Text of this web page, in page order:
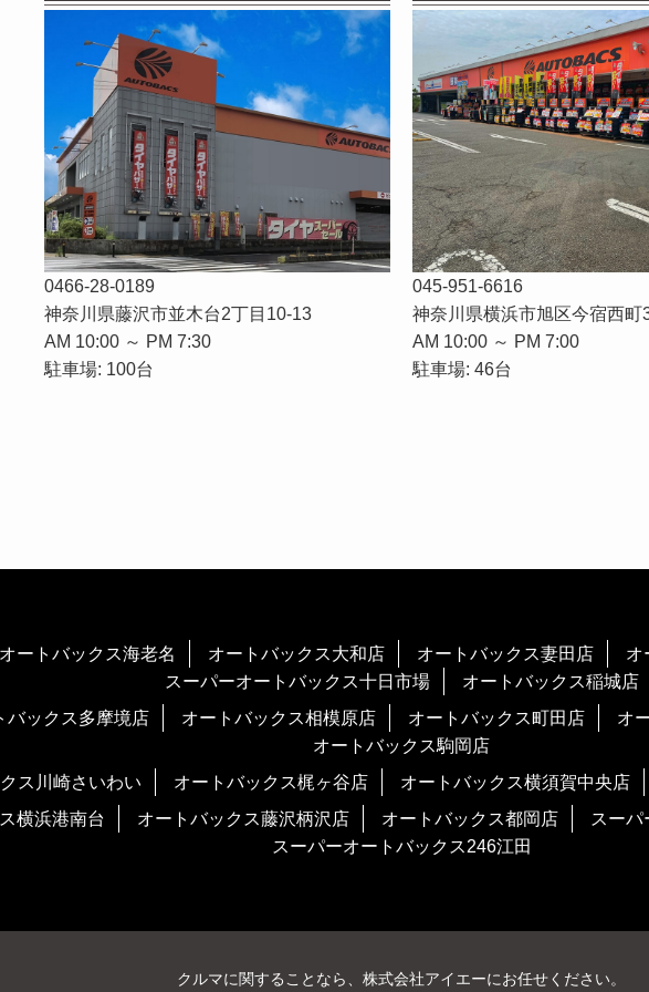
0466-28-0189
神奈川県藤沢市並木台2丁目10-13
AM 10:00 ～ PM 7:30
駐車場: 100台
045-951-6616
神奈川県横浜市旭区今宿西町
AM 10:00 ～ PM 7:00
駐車場: 46台
オートバックス海老名 オートバックス大和店 オートバックス妻田店
オ
スーパーオートバックス十日市場
オートバックス稲城店
バックス多摩境店
オートバックス相模原店 オートバックス町田店
オ
オートバックス駒岡店
ス川崎さいわい
オートバックス梶ヶ谷店
オートバックス横須賀中央店
横浜港南台
オートバックス藤沢柄沢店 オートバックス都岡店
スー
スーパーオートバックス246江田
クルマに関することなら、株式会社アイエーにお任せください。